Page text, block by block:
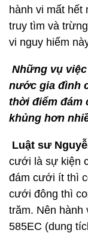
hành vi mất hết
truy tìm và
vi nguy hiểm
Những vụ
nước gia đình
thời điểm đám
khủng hơn
Luật sư
cưới là sự kiện
đám cưới ít thì
cưới đông thì
trăm. Nên hành
585EC (dung